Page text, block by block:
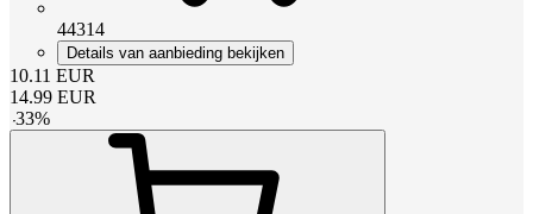
44314
Details van aanbieding bekijken
10.11 EUR
14.99 EUR
-33%